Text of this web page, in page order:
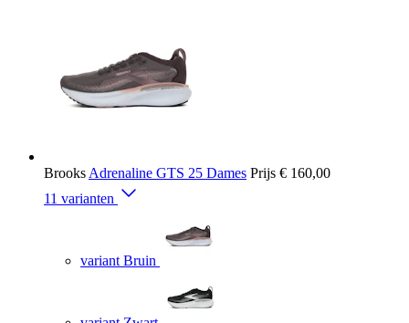
Brooks Adrenaline GTS 25 Dames Prijs € 160,00
11 varianten
variant Bruin